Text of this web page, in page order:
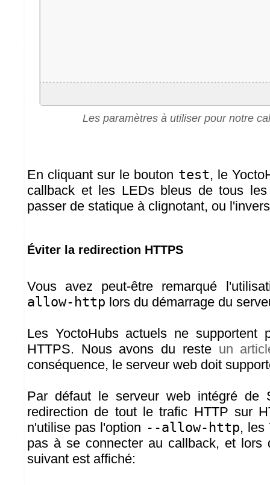
Les paramètres à utiliser pour notre
En cliquant sur le bouton test, le
callback et les LEDs bleus de tous les
passer de statique à clignotant, ou
Éviter la redirection HTTPS
Vous avez peut-être remarqué
allow-http lors du démarrage du
Les YoctoHubs actuels ne supportent
HTTPS. Nous avons du reste un
conséquence, le serveur web doit
Par défaut le serveur web intégré de
redirection de tout le trafic HTTP sur
n'utilise pas l'option --allow-http, les
pas à se connecter au callback, et lors
suivant est affiché: